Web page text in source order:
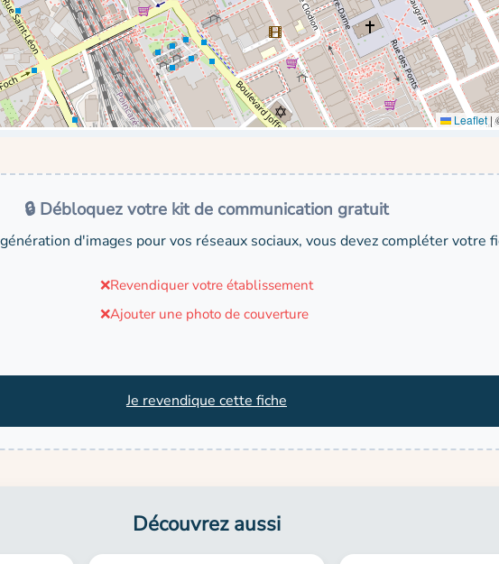
Leaflet |
🔒 Débloquez votre kit de communication gratuit
d'images pour vos réseaux sociaux, vous devez compléter votre
❌Revendiquer votre établissement
❌Ajouter une photo de couverture
Je revendique cette fiche
Découvrez aussi